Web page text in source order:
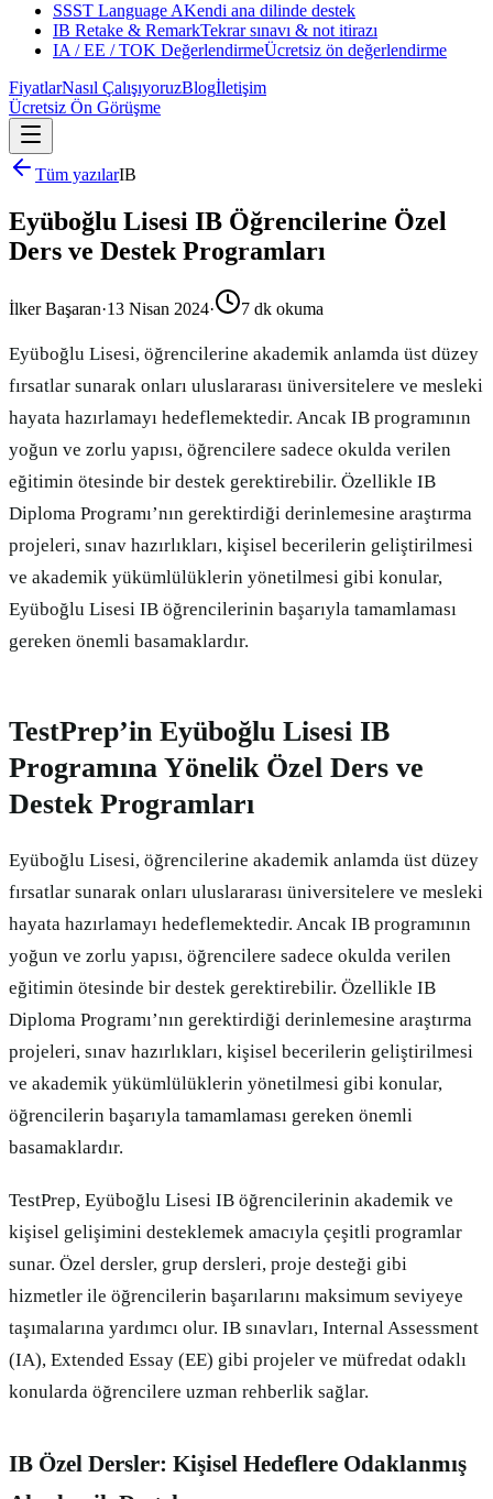
SSST Language AKendi ana dilinde destek
IB Retake & RemarkTekrar sınavı & not itirazı
IA / EE / TOK DeğerlendirmeÜcretsiz ön değerlendirme
FiyatlarNasıl ÇalışıyoruzBlogİletişim
Ücretsiz Ön Görüşme
Tüm yazılarIB
Eyüboğlu Lisesi IB Öğrencilerine Özel
Ders ve Destek Programları
İlker Başaran·13 Nisan 2024· 7 dk okuma
Eyüboğlu Lisesi, öğrencilerine akademik anlamda üst düzey
fırsatlar sunarak onları uluslararası üniversitelere ve mesleki
hayata hazırlamayı hedeflemektedir. Ancak IB programının
yoğun ve zorlu yapısı, öğrencilere sadece okulda verilen
eğitimin ötesinde bir destek gerektirebilir. Özellikle IB
Diploma Programı’nın gerektirdiği derinlemesine araştırma
projeleri, sınav hazırlıkları, kişisel becerilerin geliştirilmesi
ve akademik yükümlülüklerin yönetilmesi gibi konular,
Eyüboğlu Lisesi IB öğrencilerinin başarıyla tamamlaması
gereken önemli basamaklardır.
TestPrep’in Eyüboğlu Lisesi IB
Programına Yönelik Özel Ders ve
Destek Programları
Eyüboğlu Lisesi, öğrencilerine akademik anlamda üst düzey
fırsatlar sunarak onları uluslararası üniversitelere ve mesleki
hayata hazırlamayı hedeflemektedir. Ancak IB programının
yoğun ve zorlu yapısı, öğrencilere sadece okulda verilen
eğitimin ötesinde bir destek gerektirebilir. Özellikle IB
Diploma Programı’nın gerektirdiği derinlemesine araştırma
projeleri, sınav hazırlıkları, kişisel becerilerin geliştirilmesi
ve akademik yükümlülüklerin yönetilmesi gibi konular,
öğrencilerin başarıyla tamamlaması gereken önemli
basamaklardır.
TestPrep, Eyüboğlu Lisesi IB öğrencilerinin akademik ve
kişisel gelişimini desteklemek amacıyla çeşitli programlar
sunar. Özel dersler, grup dersleri, proje desteği gibi
hizmetler ile öğrencilerin başarılarını maksimum seviyeye
taşımalarına yardımcı olur. IB sınavları, Internal Assessment
(IA), Extended Essay (EE) gibi projeler ve müfredat odaklı
konularda öğrencilere uzman rehberlik sağlar.
IB Özel Dersler: Kişisel Hedeflere Odaklanmış